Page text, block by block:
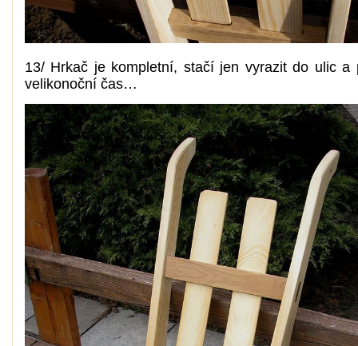
13/ Hrkač je kompletní, stačí jen vyrazit do ulic a
velikonoční čas…